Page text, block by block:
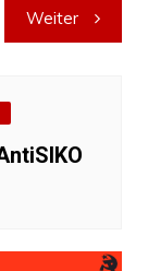
Weiter